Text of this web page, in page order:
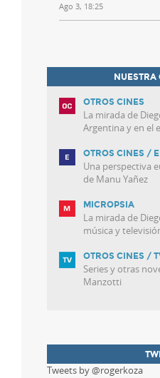
Ago 3, 18:25
OTROS CINES
La mirada de
Argentina y en el
OTROS CINES /
Una perspectiva
de Manu Yañez
MICROPSIA
La mirada de
música y
OTROS CINES /
Series y otras
Manzotti
Tweets by @rogerkoza